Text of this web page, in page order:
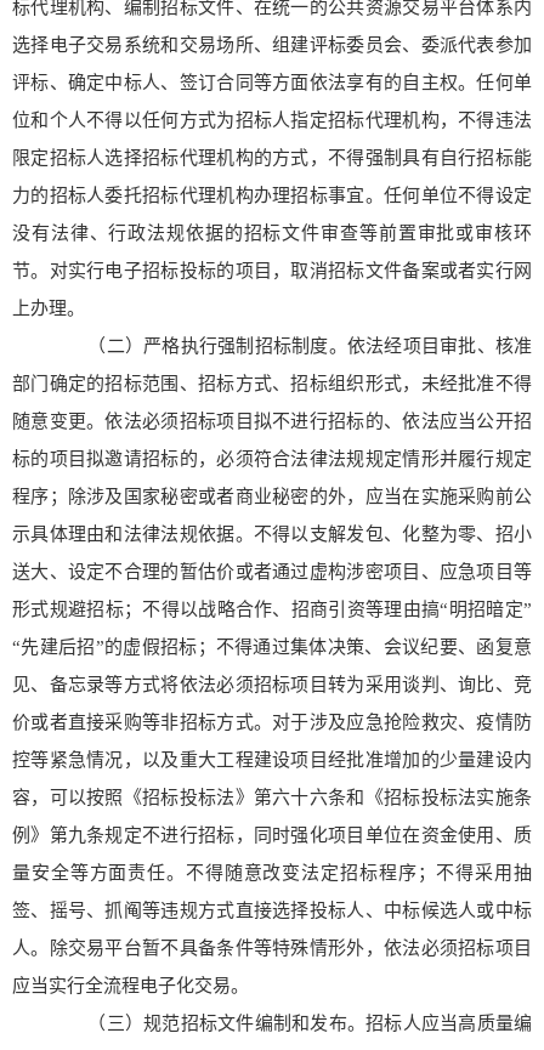
标代理机构、编制招标文件、在统一的公共资源交易平台体系内
选择电子交易系统和交易场所、组建评标委员会、委派代表参加
评标、确定中标人、签订合同等方面依法享有的自主权。任何单
位和个人不得以任何方式为招标人指定招标代理机构，不得违法
限定招标人选择招标代理机构的方式，不得强制具有自行招标能
力的招标人委托招标代理机构办理招标事宜。任何单位不得设定
没有法律、行政法规依据的招标文件审查等前置审批或审核环
节。对实行电子招标投标的项目，取消招标文件备案或者实行网
上办理。
（二）严格执行强制招标制度。依法经项目审批、核准
部门确定的招标范围、招标方式、招标组织形式，未经批准不得
随意变更。依法必须招标项目拟不进行招标的、依法应当公开招
标的项目拟邀请招标的，必须符合法律法规规定情形并履行规定
程序；除涉及国家秘密或者商业秘密的外，应当在实施采购前公
示具体理由和法律法规依据。不得以支解发包、化整为零、招小
送大、设定不合理的暂估价或者通过虚构涉密项目、应急项目等
形式规避招标；不得以战略合作、招商引资等理由搞“明招暗定”
“先建后招”的虚假招标；不得通过集体决策、会议纪要、函复意
见、备忘录等方式将依法必须招标项目转为采用谈判、询比、竞
价或者直接采购等非招标方式。对于涉及应急抢险救灾、疫情防
控等紧急情况，以及重大工程建设项目经批准增加的少量建设内
容，可以按照《招标投标法》第六十六条和《招标投标法实施条
例》第九条规定不进行招标，同时强化项目单位在资金使用、质
量安全等方面责任。不得随意改变法定招标程序；不得采用抽
签、摇号、抓阄等违规方式直接选择投标人、中标候选人或中标
人。除交易平台暂不具备条件等特殊情形外，依法必须招标项目
应当实行全流程电子化交易。
（三）规范招标文件编制和发布。招标人应当高质量编